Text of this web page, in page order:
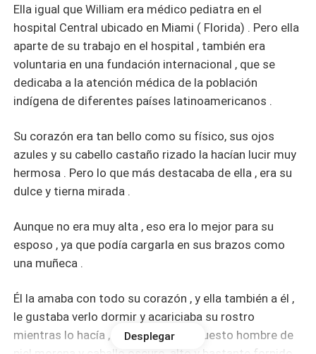
Ella igual que William era médico pediatra en el
hospital Central ubicado en Miami ( Florida) . Pero ella
aparte de su trabajo en el hospital , también era
voluntaria en una fundación internacional , que se
dedicaba a la atención médica de la población
indígena de diferentes países latinoamericanos .
Su corazón era tan bello como su físico, sus ojos
azules y su cabello castaño rizado la hacían lucir muy
hermosa . Pero lo que más destacaba de ella , era su
dulce y tierna mirada .
Aunque no era muy alta , eso era lo mejor para su
esposo , ya que podía cargarla en sus brazos como
una muñeca .
Él la amaba con todo su corazón , y ella también a él ,
le gustaba verlo dormir y acariciaba su rostro
mientras lo hacía , William era un apuesto hombre de
Desplegar